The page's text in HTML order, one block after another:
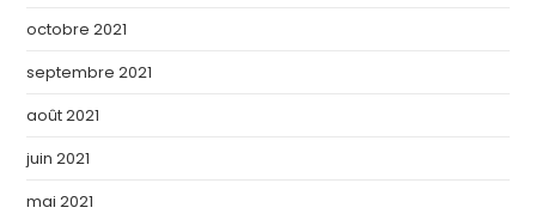
octobre 2021
septembre 2021
août 2021
juin 2021
mai 2021